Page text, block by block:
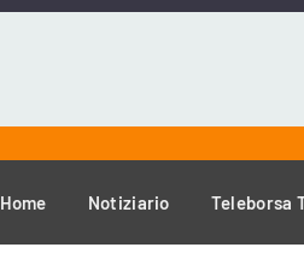
Home Notiziario Teleborsa